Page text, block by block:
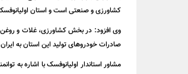
کشاورزی و صنعتی است و استان اولیانوفسک
وی افزود: در بخش کشاورزی، غلات و روغن
صادرات خودروهای تولید این استان به
مشاور استاندار اولیانوفسک با اشاره به